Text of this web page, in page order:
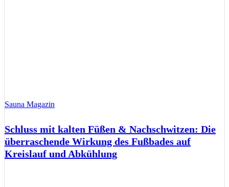
Sauna Magazin
Schluss mit kalten Füßen & Nachschwitzen: Die
überraschende Wirkung des Fußbades auf
Kreislauf und Abkühlung